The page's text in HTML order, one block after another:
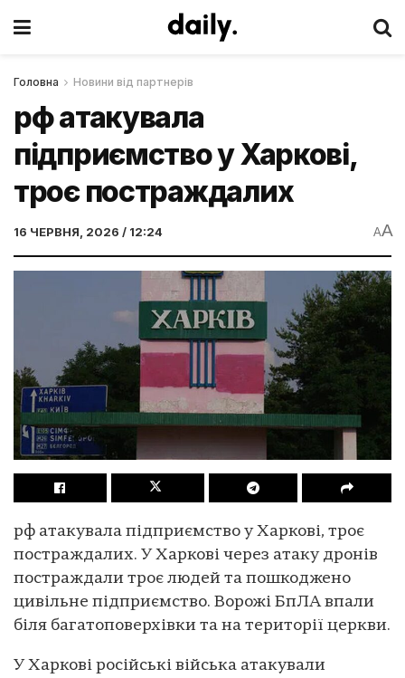
Головна Новини від партнерів
рф атакувала
підприємство у Харкові,
троє постраждалих
16 ЧЕРВНЯ, 2026 / 12:24 AA
рф атакувала підприємство у Харкові, троє
постраждалих. У Харкові через атаку дронів
постраждали троє людей та пошкоджено
цивільне підприємство. Ворожі БпЛА впали
біля багатоповерхівки та на території церкви.
У Харкові російські війська атакували